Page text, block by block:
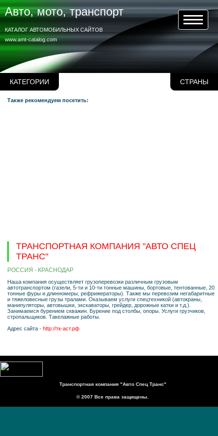
КАТЕГОРИИ СТРАНЫ
Авто, мото, транспорт
www.amt-catalog.com
КАТАЛОГ АВТОМОБИЛЬНЫХ САЙТОВ
Также рекомендуем посетить:
ТРАНСПОРТНАЯ КОМПАНИЯ "АВТО СПЕЦ
ТРАНС"
РОССИЯ - КРАСНОДАР
Наша компания осуществляет грузоперевозки различным грузовым
автотранспортом (газели, 5-ти и 10-ти тонные машины, бортовые, тентованные, 20
тонные фуры и длинномеры, рефрижераторы). Также мы перевозим негабаритные
и тяжеловесные грузы тралами. Оказываем услуги спецтехникой (автокраны,
манипуляторы, автовышки, экскаваторы, грейдер, дорожные катки и т.д.).
Занимаемся бурением скважин. Бурение под столбы, опоры. Услуги грузчиков,
стропальщиков. Такелажные работы.
Адрес сайта - http://тк-аст.рф
Транспортная компания "Авто Спец Транс"
© 2007 Все права защищены.